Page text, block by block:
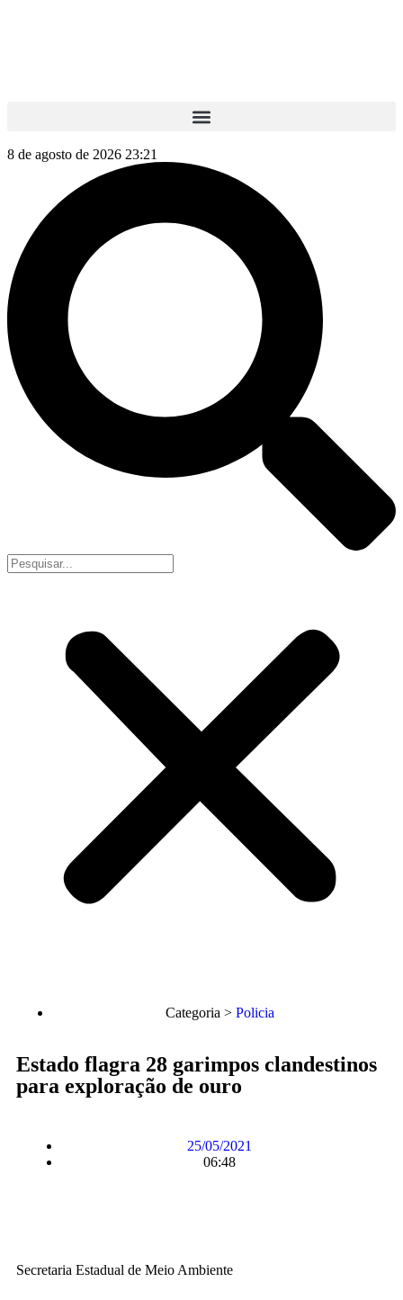
8 de agosto de 2026 23:21
Categoria > Policia
Estado flagra 28 garimpos clandestinos
para exploração de ouro
25/05/2021
06:48
Secretaria Estadual de Meio Ambiente